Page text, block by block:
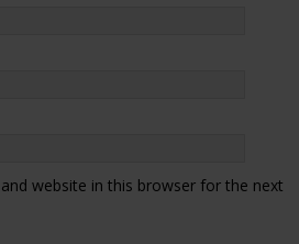
website in this browser for the next